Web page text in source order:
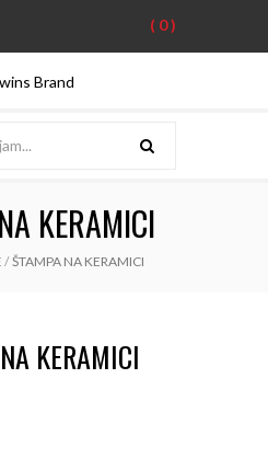
( 0)
KERAMICI
/ ŠTAMPA NA KERAMICI
KERAMICI